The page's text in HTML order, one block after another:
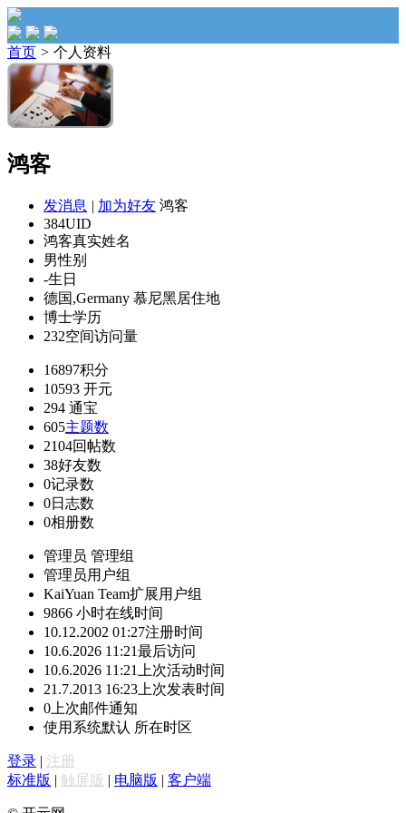
首页 > 个人资料
鸿客
发消息 | 加为好友 鸿客
384UID
鸿客真实姓名
男性别
-生日
德国,Germany 慕尼黑居住地
博士学历
232空间访问量
16897积分
10593 开元
294 通宝
605主题数
2104回帖数
38好友数
0记录数
0日志数
0相册数
管理员 管理组
管理员用户组
KaiYuan Team扩展用户组
9866 小时在线时间
10.12.2002 01:27注册时间
10.6.2026 11:21最后访问
10.6.2026 11:21
上次活动时间
21.7.2013 16:23 上次发表时间
0 上次邮件通知
使用系统默认 所在时区
登录 | 注册
标准版 | 触屏版 | 电脑版 | 客户端